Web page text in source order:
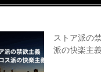
ストア派の
派の快楽主